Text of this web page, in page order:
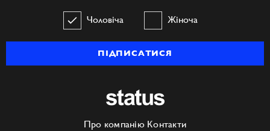
Чоловіча Жіноча
ПІДПИСАТИСЯ
Про компанію Контакти